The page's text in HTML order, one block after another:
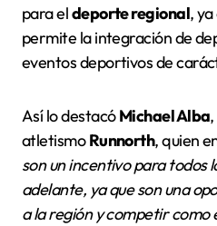
para eldeporte regional,
permite la integración de
eventos deportivos de
Así lo destacóMichael Alba
atletismoRunnorth, quien
son un incentivo para todos
adelante, ya que son una
a la región y competir como